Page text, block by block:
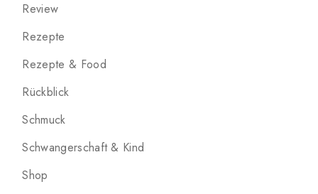
Review
Rezepte
Rezepte & Food
Rückblick
Schmuck
Schwangerschaft & Kind
Shop